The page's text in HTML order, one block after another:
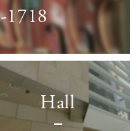
1718
Hall